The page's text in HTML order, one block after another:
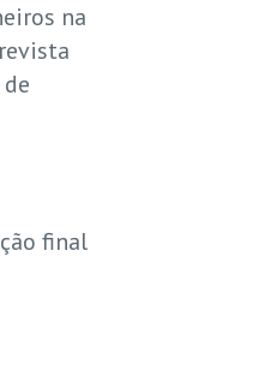
na
final